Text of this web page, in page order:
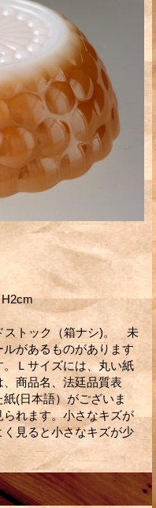
ック（箱ナシ)。 未
があるものがあります
Ｌサイズには、丸い紙
商品名、法廷品質表
(日本語）がございま
れます。小さなキズが
見ると小さなキズが少